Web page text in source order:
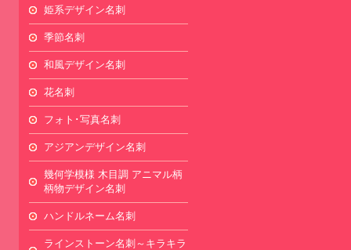
姫系デザイン名刺
季節名刺
和風デザイン名刺
花名刺
フォト･写真名刺
アジアンデザイン名刺
幾何学模様 木目調 アニマル柄
柄物デザイン名刺
ハンドルネーム名刺
ラインストーン名刺～キラキラ